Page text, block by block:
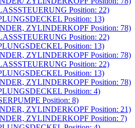
Position: 22)
Position: 13)
ZYLINDERKOPF Position: 78)
Position: 22)
Position: 13)
ZYLINDERKOPF Position: 78)
Position: 22)
Position: 13)
ZYLINDERKOPF Position: 78)
Position: 4)
Position: 8)
ZYLINDERKOPF Position: 21)
ZYLINDERKOPF Position: 7)